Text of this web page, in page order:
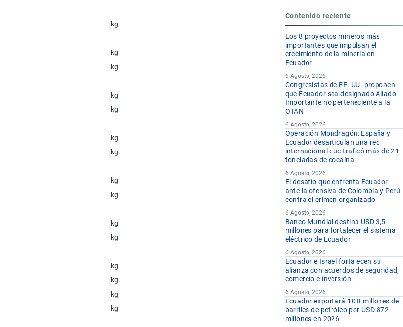
kg
kg
kg
kg
kg
kg
kg
kg
kg
kg
kg
kg
kg
kg
kg
Contenido reciente
Los 8 proyectos mineros más
importantes que impulsan el
crecimiento de la minería en
Ecuador
6 Agosto, 2026
Congresistas de EE. UU. proponen
que Ecuador sea designado Aliado
Importante no perteneciente a la
OTAN
6 Agosto, 2026
Operación Mondragón: España y
Ecuador desarticulan una red
internacional que traficó más de 21
toneladas de cocaína
6 Agosto, 2026
El desafío que enfrenta Ecuador
ante la ofensiva de Colombia y Perú
contra el crimen organizado
6 Agosto, 2026
Banco Mundial destina USD 3,5
millones para fortalecer el sistema
eléctrico de Ecuador
6 Agosto, 2026
Ecuador e Israel fortalecen su
alianza con acuerdos de seguridad,
comercio e inversión
6 Agosto, 2026
Ecuador exportará 10,8 millones de
barriles de petróleo por USD 872
millones en 2026